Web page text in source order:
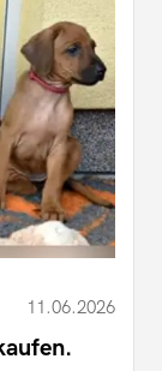
11.06.2026